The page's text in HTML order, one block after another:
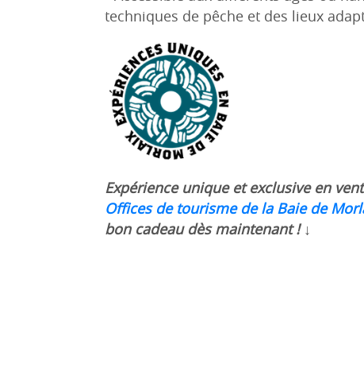
techniques de pêche et des lieux
Expérience unique et exclusive en
Offices de tourisme de la Baie de
bon cadeau dès maintenant ! ↓